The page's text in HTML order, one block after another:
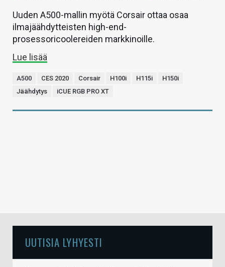
Uuden A500-mallin myötä Corsair ottaa osaa
ilmajäähdytteisten high-end-
prosessoricoolereiden markkinoille.
Lue lisää
A500 CES 2020 Corsair H100i H115i
H150i
Jäähdytys
iCUE RGB PRO XT
UUTISIA LYHYESTI